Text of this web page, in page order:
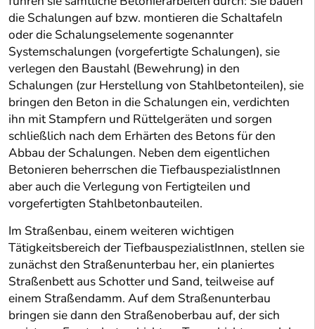
die Schalungen auf bzw. montieren die Schaltafeln
oder die Schalungselemente sogenannter
Systemschalungen (vorgefertigte Schalungen), sie
verlegen den Baustahl (Bewehrung) in den
Schalungen (zur Herstellung von Stahlbetonteilen), sie
bringen den Beton in die Schalungen ein, verdichten
ihn mit Stampfern und Rüttelgeräten und sorgen
schließlich nach dem Erhärten des Betons für den
Abbau der Schalungen. Neben dem eigentlichen
Betonieren beherrschen die TiefbauspezialistInnen
aber auch die Verlegung von Fertigteilen und
vorgefertigten Stahlbetonbauteilen.
Im Straßenbau, einem weiteren wichtigen
Tätigkeitsbereich der TiefbauspezialistInnen, stellen sie
zunächst den Straßenunterbau her, ein planiertes
Straßenbett aus Schotter und Sand, teilweise auf
einem Straßendamm. Auf dem Straßenunterbau
bringen sie dann den Straßenoberbau auf, der sich